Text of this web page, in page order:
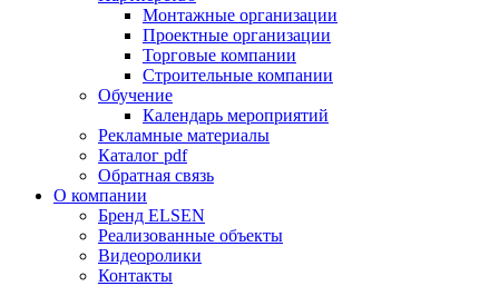
Монтажные организации
Проектные организации
Торговые компании
Строительные компании
Обучение
Календарь мероприятий
Рекламные материалы
Каталог pdf
Обратная связь
О компании
Бренд ELSEN
Реализованные объекты
Видеоролики
Контакты